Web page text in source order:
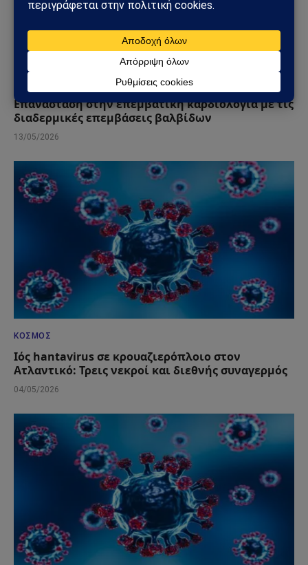
Επανάσταση στην επεμβατική καρδιολογία με τις
διαδερμικές επεμβάσεις βαλβίδων
13/05/2026
ΚΌΣΜΟΣ
Ιός hantavirus σε κρουαζιερόπλοιο στον
Ατλαντικό: Τρεις νεκροί και διεθνής συναγερμός
04/05/2026